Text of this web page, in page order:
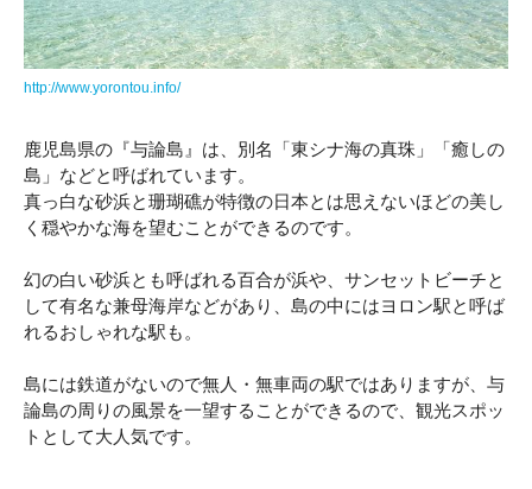
http://www.yorontou.info/
鹿児島県の『与論島』は、別名「東シナ海の真珠」「癒しの
島」などと呼ばれています。
真っ白な砂浜と珊瑚礁が特徴の日本とは思えないほどの美し
く穏やかな海を望むことができるのです。
幻の白い砂浜とも呼ばれる百合が浜や、サンセットビーチと
して有名な兼母海岸などがあり、島の中にはヨロン駅と呼ば
れるおしゃれな駅も。
島には鉄道がないので無人・無車両の駅ではありますが、与
論島の周りの風景を一望することができるので、観光スポッ
トとして大人気です。